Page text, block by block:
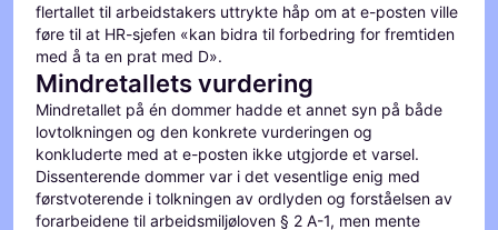
flertallet til arbeidstakers uttrykte håp om at e-posten ville
føre til at HR-sjefen «kan bidra til forbedring for fremtiden
med å ta en prat med D».
Mindretallets vurdering
Mindretallet på én dommer hadde et annet syn på både
lovtolkningen og den konkrete vurderingen og
konkluderte med at e-posten ikke utgjorde et varsel.
Dissenterende dommer var i det vesentlige enig med
førstvoterende i tolkningen av ordlyden og forståelsen av
forarbeidene til arbeidsmiljøloven § 2 A-1, men mente